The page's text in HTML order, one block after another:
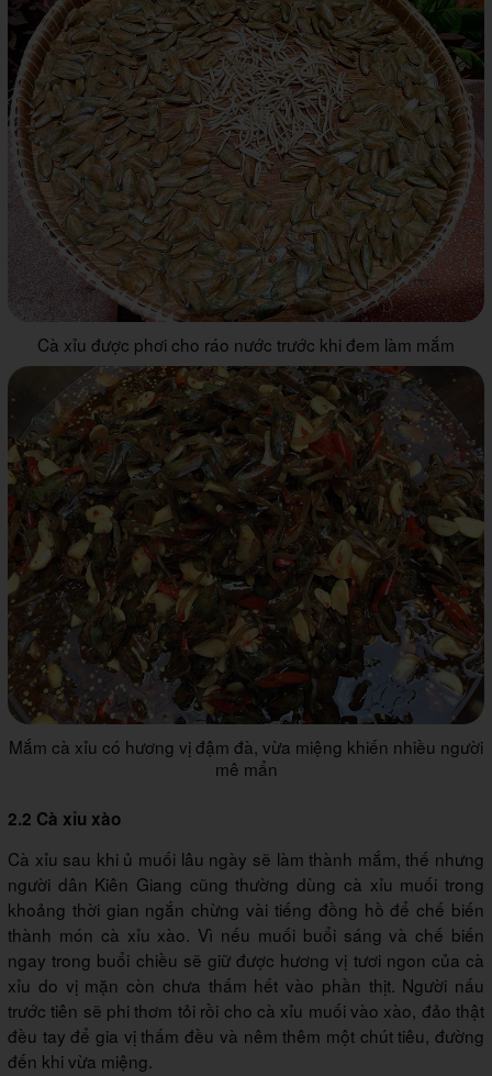
Cà xỉu được phơi cho ráo nước trước khi đem làm mắm
Mắm cà xỉu có hương vị đậm đà, vừa miệng khiến nhiều người
mê mẩn
2.2 Cà xỉu xào
Cà xỉu sau khi ủ muối lâu ngày sẽ làm thành mắm, thế nhưng
người dân Kiên Giang cũng thường dùng cà xỉu muối trong
khoảng thời gian ngắn chừng vài tiếng đồng hồ để chế biến
thành món cà xỉu xào. Vì nếu muối buổi sáng và chế biến
ngay trong buổi chiều sẽ giữ được hương vị tươi ngon của cà
xỉu do vị mặn còn chưa thấm hết vào phần thịt. Người nấu
trước tiên sẽ phi thơm tỏi rồi cho cà xỉu muối vào xào, đảo thật
đều tay để gia vị thấm đều và nêm thêm một chút tiêu, đường
đến khi vừa miệng.